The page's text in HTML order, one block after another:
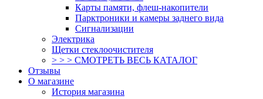
Карты памяти, флеш-накопители
Парктроники и камеры заднего вида
Сигнализации
Электрика
Щетки стеклоочистителя
> > > СМОТРЕТЬ ВЕСЬ КАТАЛОГ
Отзывы
О магазине
История магазина